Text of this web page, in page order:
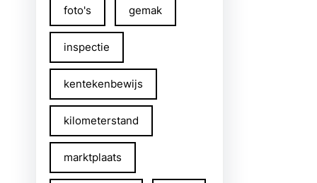
foto's gemak
inspectie
kentekenbewijs
kilometerstand
marktplaats